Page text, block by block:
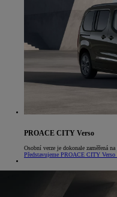
PROACE CITY Verso
Osobní verze je dokonale zaměřená
Představujeme PROACE CITY Verso